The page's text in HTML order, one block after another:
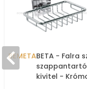
BEMETABETA - Falra
szappantartó
kivitel -